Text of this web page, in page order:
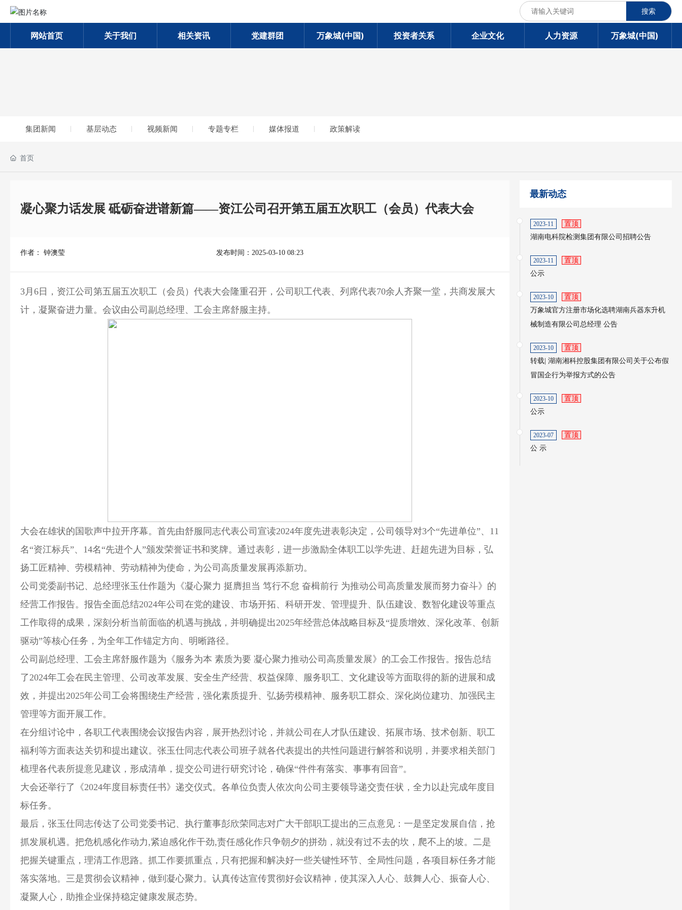
搜索
网站首页 关于我们 相关资讯 党建群团 万象城(中国) 投资者关系 企业文化 人力资源 万象城(中国)
集团新闻 基层动态 视频新闻 专题专栏 媒体报道 政策解读
首页
凝心聚力话发展 砥砺奋进谱新篇——资江公司召开第五届五次职工（会员）代表大会
作者： 钟澳莹 发布时间：2025-03-10 08:23
3月6日，资江公司第五届五次职工（会员）代表大会隆重召开，公司职工代表、列席代表70余人齐聚一堂，共商发展大
计，凝聚奋进力量。会议由公司副总经理、工会主席舒服主持。
大会在雄状的国歌声中拉开序幕。首先由舒服同志代表公司宣读2024年度先进表彰决定，公司领导对3个“先进单位”、11
名“资江标兵”、14名“先进个人”颁发荣誉证书和奖牌。通过表彰，进一步激励全体职工以学先进、赶超先进为目标，弘
扬工匠精神、劳模精神、劳动精神为使命，为公司高质量发展再添新功。
公司党委副书记、总经理张玉仕作题为《凝心聚力 挺膺担当 笃行不怠 奋楫前行 为推动公司高质量发展而努力奋斗》的
经营工作报告。报告全面总结2024年公司在党的建设、市场开拓、科研开发、管理提升、队伍建设、数智化建设等重点
工作取得的成果，深刻分析当前面临的机遇与挑战，并明确提出2025年经营总体战略目标及“提质增效、深化改革、创新
驱动”等核心任务，为全年工作锚定方向、明晰路径。
公司副总经理、工会主席舒服作题为《服务为本 素质为要 凝心聚力推动公司高质量发展》的工会工作报告。报告总结
了2024年工会在民主管理、公司改革发展、安全生产经营、权益保障、服务职工、文化建设等方面取得的新的进展和成
效，并提出2025年公司工会将围绕生产经营，强化素质提升、弘扬劳模精神、服务职工群众、深化岗位建功、加强民主
管理等方面开展工作。
在分组讨论中，各职工代表围绕会议报告内容，展开热烈讨论，并就公司在人才队伍建设、拓展市场、技术创新、职工
福利等方面表达关切和提出建议。张玉仕同志代表公司班子就各代表提出的共性问题进行解答和说明，并要求相关部门
梳理各代表所提意见建议，形成清单，提交公司进行研究讨论，确保“件件有落实、事事有回音”。
大会还举行了《2024年度目标责任书》递交仪式。各单位负责人依次向公司主要领导递交责任状，全力以赴完成年度目
标任务。
最后，张玉仕同志传达了公司党委书记、执行董事彭欣荣同志对广大干部职工提出的三点意见：一是坚定发展自信，抢
抓发展机遇。把危机感化作动力,紧迫感化作干劲,责任感化作只争朝夕的拼劲，就没有过不去的坎，爬不上的坡。二是
把握关键重点，理清工作思路。抓工作要抓重点，只有把握和解决好一些关键性环节、全局性问题，各项目标任务才能
落实落地。三是贯彻会议精神，做到凝心聚力。认真传达宣传贯彻好会议精神，使其深入人心、鼓舞人心、振奋人心、
凝聚人心，助推企业保持稳定健康发展态势。
最新动态
2023-11
置顶
湖南电科院检测集团有限公司招聘公告
2023-11
置顶
公示
2023-10
置顶
万象城官方注册市场化选聘湖南兵器东升机
械制造有限公司总经理 公告
2023-10
置顶
转载| 湖南湘科控股集团有限公司关于公布假
冒国企行为举报方式的公告
2023-10
置顶
公示
2023-07
置顶
公 示